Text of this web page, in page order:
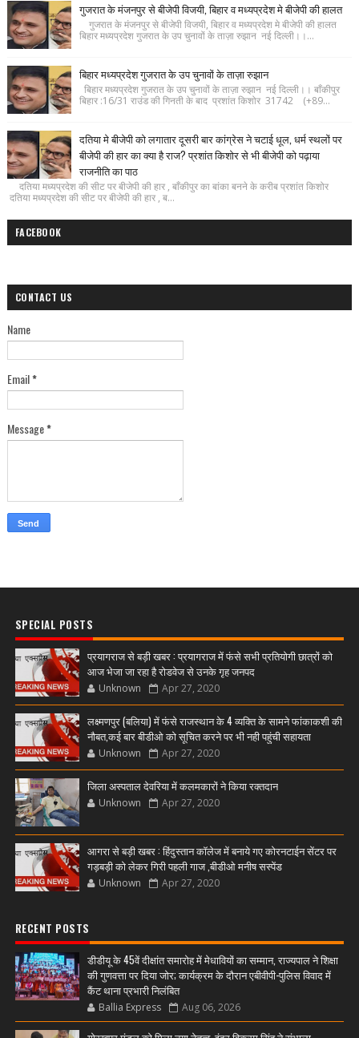
गुजरात के मंजनपुर से बीजेपी विजयी, बिहार व मध्यप्रदेश मे बीजेपी की हालत
गुजरात के मंजनपुर से बीजेपी विजयी, बिहार व मध्यप्रदेश मे बीजेपी की हालत
बिहार मध्यप्रदेश गुजरात के उप चुनावों के ताज़ा रुझान नई दिल्ली।।...
बिहार मध्यप्रदेश गुजरात के उप चुनावों के ताज़ा रुझान
बिहार मध्यप्रदेश गुजरात के उप चुनावों के ताज़ा रुझान नई दिल्ली।। बाँकीपुर
बिहार :16/31 राउंड की गिनती के बाद प्रशांत किशोर 31742 (+89...
दतिया मे बीजेपी को लगातार दूसरी बार कांग्रेस ने चटाई धूल, धर्म स्थलों पर
बीजेपी की हार का क्या है राज? प्रशांत किशोर से भी बीजेपी को पढ़ाया
राजनीति का पाठ
दतिया मध्यप्रदेश की सीट पर बीजेपी की हार , बाँकीपुर का बांका बनने के करीब प्रशांत किशोर
दतिया मध्यप्रदेश की सीट पर बीजेपी की हार , ब...
FACEBOOK
CONTACT US
Name
Email*
Message*
SPECIAL POSTS
प्रयागराज से बड़ी खबर : प्रयागराज में फंसे सभी प्रतियोगी छात्रों को
आज भेजा जा रहा है रोडवेज से उनके गृह जनपद
Unknown Apr 27, 2020
लक्ष्मणपुर (बलिया) में फंसे राजस्थान के 4 व्यक्ति के सामने फांकाकशी की
नौबत,कई बार बीडीओ को सूचित करने पर भी नही पहुंची सहायता
Unknown Apr 27, 2020
जिला अस्पताल देवरिया में कलमकारों ने किया रक्तदान
Unknown Apr 27, 2020
आगरा से बड़ी खबर : हिंदुस्तान कॉलेज में बनाये गए कोरनटाईन सेंटर पर
गड़बड़ी को लेकर गिरी पहली गाज ,बीडीओ मनीष सस्पेंड
Unknown Apr 27, 2020
RECENT POSTS
डीडीयू के 45वें दीक्षांत समारोह में मेधावियों का सम्मान, राज्यपाल ने शिक्षा
की गुणवत्ता पर दिया जोर; कार्यक्रम के दौरान एबीवीपी-पुलिस विवाद में
कैंट थाना प्रभारी निलंबित
Ballia Express Aug 06, 2026